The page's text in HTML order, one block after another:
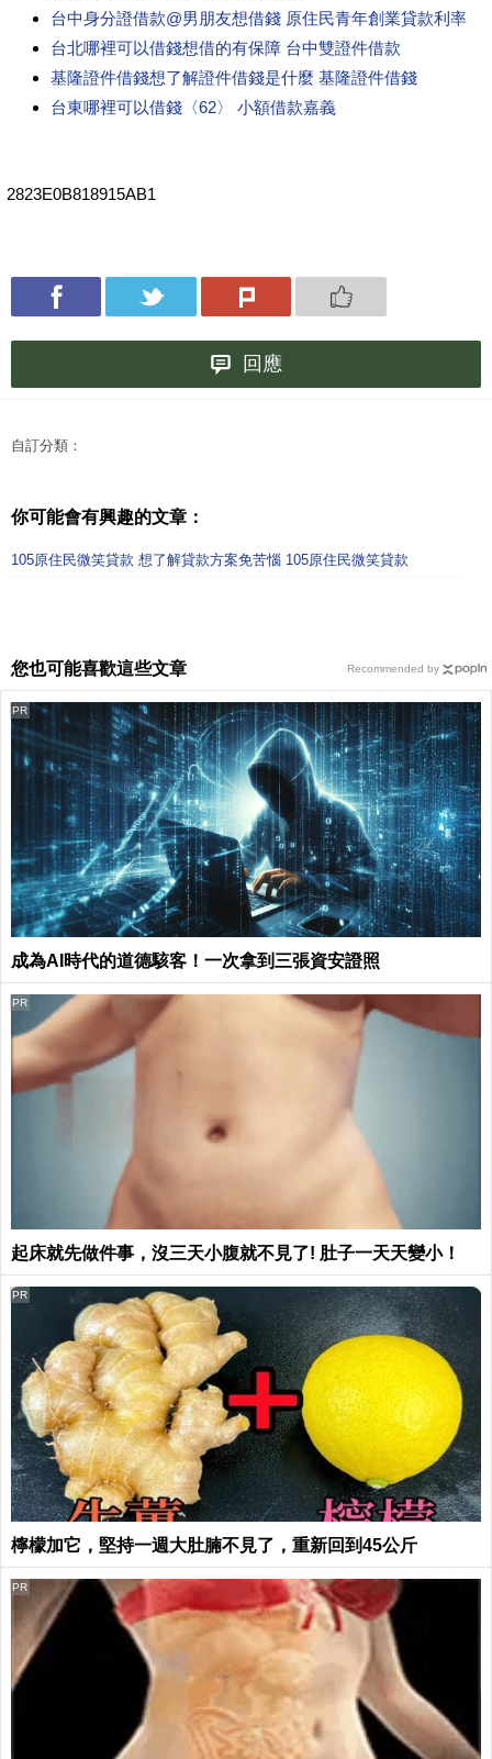
台中身分證借款@男朋友想借錢 原住民青年創業貸款利率
台北哪裡可以借錢想借的有保障 台中雙證件借款
基隆證件借錢想了解證件借錢是什麼 基隆證件借錢
台東哪裡可以借錢〈62〉 小額借款嘉義
2823E0B818915AB1
回應
自訂分類：
你可能會有興趣的文章：
105原住民微笑貸款 想了解貸款方案免苦惱 105原住民微笑貸款
您也可能喜歡這些文章
成為AI時代的道德駭客！一次拿到三張資安證照
PR
起床就先做件事，沒三天小腹就不見了! 肚子一天天變小！
PR
檸檬加它，堅持一週大肚腩不見了，重新回到45公斤
PR
PR
Recommended by